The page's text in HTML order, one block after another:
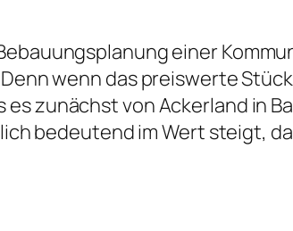
einer
wenn das preiswerte
zunächst von Ackerland in
bedeutend im Wert steigt,